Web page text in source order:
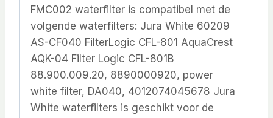
FMC002 waterfilter is compatibel met de
volgende waterfilters: Jura White 60209
AS-CF040 FilterLogic CFL-801 AquaCrest
AQK-04 Filter Logic CFL-801B
88.900.009.20, 8890000920, power
white filter, DA040, 4012074045678 Jura
White waterfilters is geschikt voor de